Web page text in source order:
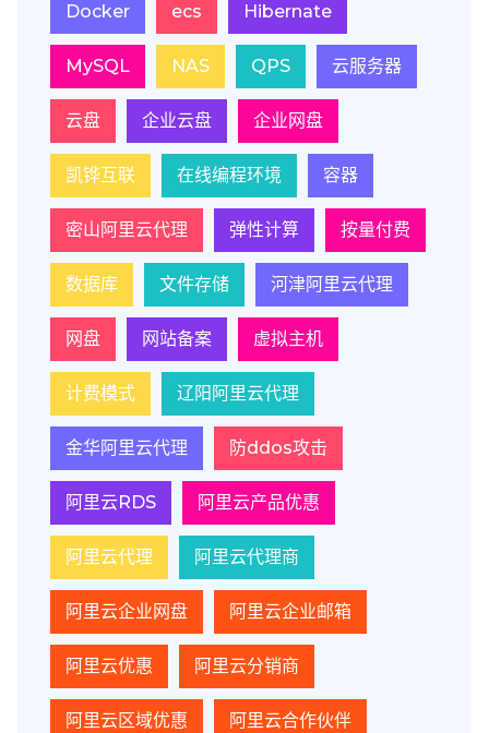
Docker ecs Hibernate
MySQL NAS QPS 云服务器
云盘 企业云盘 企业网盘
凯铧互联 在线编程环境 容器
密山阿里云代理 弹性计算 按量付费
数据库 文件存储 河津阿里云代理
网盘 网站备案 虚拟主机
计费模式 辽阳阿里云代理
金华阿里云代理 防ddos攻击
阿里云RDS 阿里云产品优惠
阿里云代理 阿里云代理商
阿里云企业网盘 阿里云企业邮箱
阿里云优惠 阿里云分销商
阿里云区域优惠 阿里云合作伙伴